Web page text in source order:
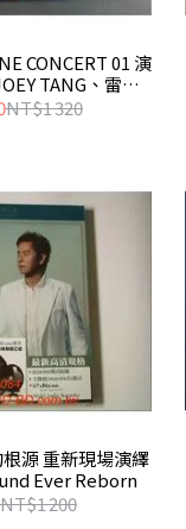
CONCERT 01 演
TANG、雷有
LMF
NT$1 320
源 重新現場演繹
Ever Reborn
NT$1 200